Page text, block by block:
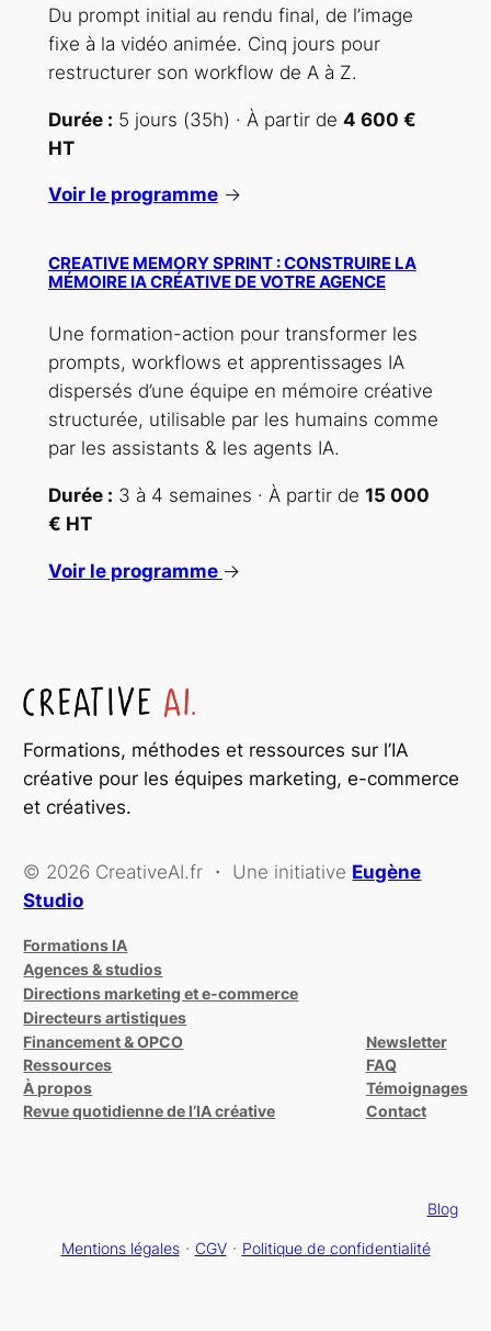
Du prompt initial au rendu final, de l’image
fixe à la vidéo animée. Cinq jours pour
restructurer son workflow de A à Z.
Durée : 5 jours (35h) · À partir de 4 600 €
HT
Voir le programme→
CREATIVE MEMORY SPRINT : CONSTRUIRE LA
MÉMOIRE IA CRÉATIVE DE VOTRE AGENCE
Une formation-action pour transformer les
prompts, workflows et apprentissages IA
dispersés d’une équipe en mémoire créative
structurée, utilisable par les humains comme
par les assistants & les agents IA.
Durée : 3 à 4 semaines · À partir de 15 000
€ HT
Voir le programme →
Formations, méthodes et ressources sur l’IA
créative pour les équipes marketing, e-commerce
et créatives.
© 2026 CreativeAI.fr ・ Une initiative Eugène
Studio
Formations IA
Agences & studios
Directions marketing et e-commerce
Directeurs artistiques
Financement & OPCO
Ressources
À propos
Revue quotidienne de l’IA créative
Newsletter
FAQ
Témoignages
Contact
Blog
Mentions légales・ CGV・ Politique de confidentialité